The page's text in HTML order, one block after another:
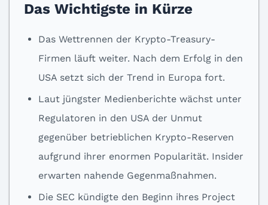
Das Wichtigste in Kürze
Das Wettrennen der Krypto-Treasury-
Firmen läuft weiter. Nach dem Erfolg in den
USA setzt sich der Trend in Europa fort.
Laut jüngster Medienberichte wächst unter
Regulatoren in den USA der Unmut
gegenüber betrieblichen Krypto-Reserven
aufgrund ihrer enormen Popularität. Insider
erwarten nahende Gegenmaßnahmen.
Die SEC kündigte den Beginn ihres Project